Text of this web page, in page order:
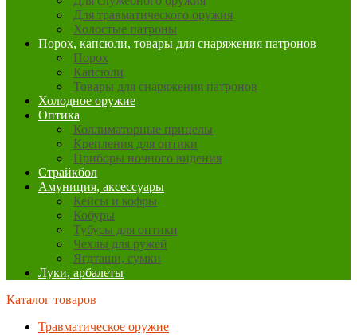
Для травматического оружия
Холостые патроны
Порох, капсюли, товары для снаряжения патронов
Порох
Капсюли
Товары для снаряжения патронов
Холодное оружие
Оптика
Коллиматорные прицелы
Крепления для оптики
Приборы ночного видения
Страйкбол
Амуниция, аксессуары
Кейсы и кофры
Кобуры
Тубусы для оптики
Чехлы для ружей
Ягдташи, сумки
Луки, арбалеты
Каталог товаров
Травматическое оружие